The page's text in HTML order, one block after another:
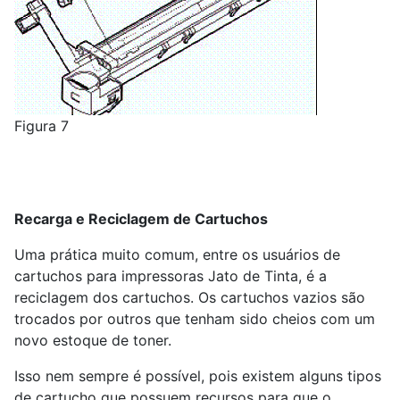
Figura 7
Recarga e Reciclagem de Cartuchos
Uma prática muito comum, entre os usuários de
cartuchos para impressoras Jato de Tinta, é a
reciclagem dos cartuchos. Os cartuchos vazios são
trocados por outros que tenham sido cheios com um
novo estoque de toner.
Isso nem sempre é possível, pois existem alguns tipos